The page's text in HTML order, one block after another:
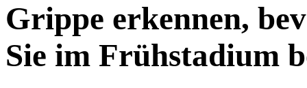
Grippe erkennen,
Sie im Frühstadium